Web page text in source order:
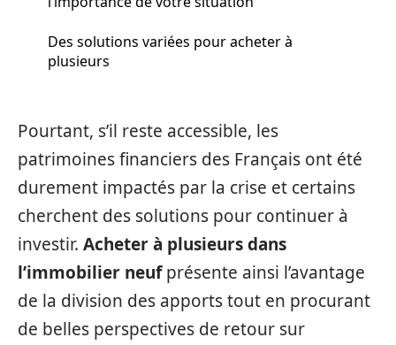
Des solutions variées pour acheter à
plusieurs
Pourtant, s’il reste accessible, les
patrimoines financiers des Français ont été
durement impactés par la crise et certains
cherchent des solutions pour continuer à
investir. Acheter à plusieurs dans
l’immobilier neufprésente ainsi l’avantage
de la division des apports tout en procurant
de belles perspectives de retour sur